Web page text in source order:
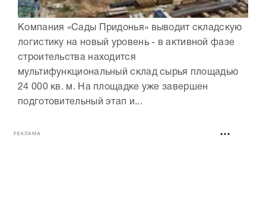
Компания «Сады Придонья» выводит складскую
логистику на новый уровень - в активной фазе
строительства находится
мультифункциональный склад сырья площадью
24 000 кв. м. На площадке уже завершен
подготовительный этап и...
РЕКЛАМА